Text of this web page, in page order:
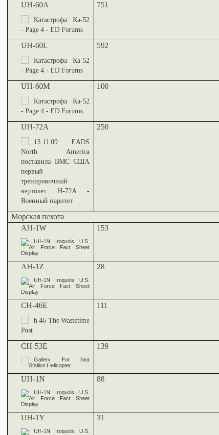
UH-60A 751
UH-60L 592
UH-60M 100
UH-72A 250
Морская пехота
AH-1W
153
AH-1Z 28
CH-46E 111
CH-53E 139
UH-1N 88
UH-1Y 31